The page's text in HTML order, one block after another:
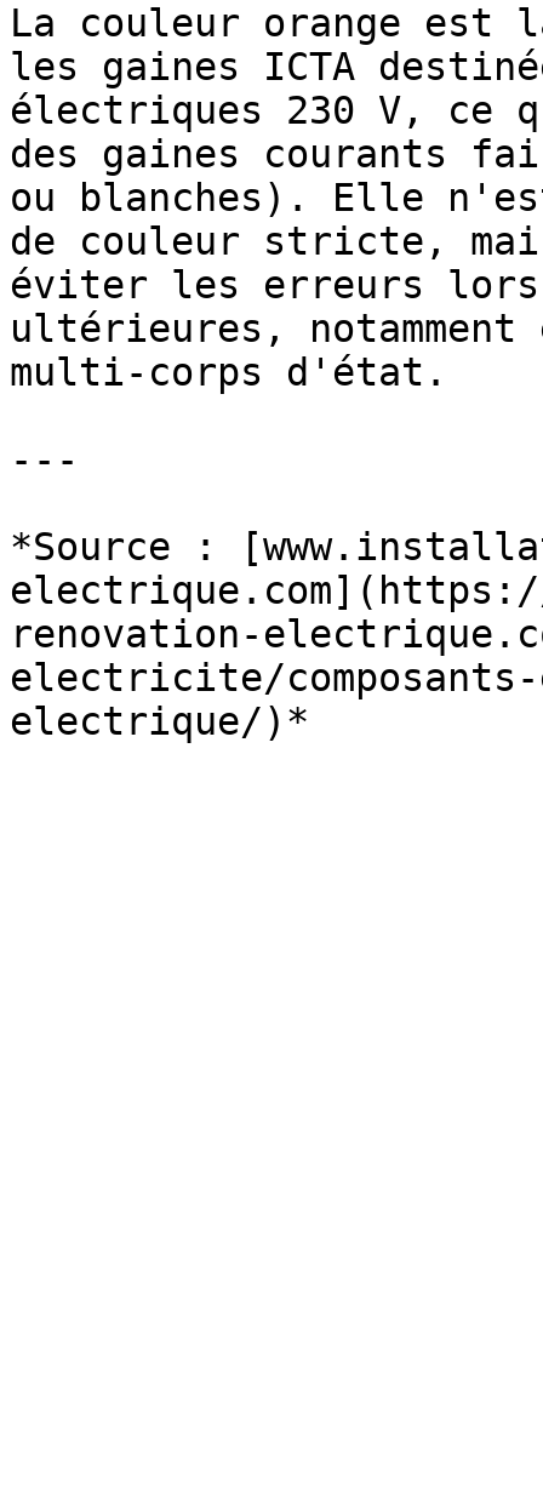
La couleur orange est
les gaines ICTA
électriques 230 V, ce
des gaines courants
ou blanches). Elle
de couleur stricte,
éviter les erreurs lors
ultérieures,
multi-corps d'état.
---
*Source :
renovation-
electricite/